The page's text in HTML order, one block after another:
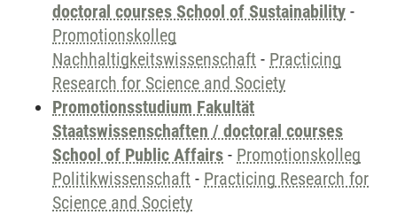
doctoral courses School of Sustainability -
Promotionskolleg
Nachhaltigkeitswissenschaft - Practicing
Research for Science and Society
Promotionsstudium Fakultät
Staatswissenschaften / doctoral courses
School of Public Affairs - Promotionskolleg
Politikwissenschaft - Practicing Research for
Science and Society